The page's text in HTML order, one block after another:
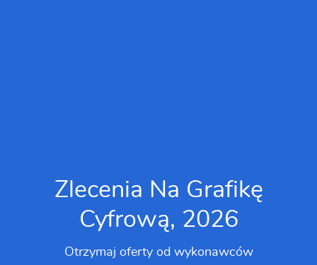
Zlecenia Na Grafikę
Cyfrową, 2026
Otrzymaj oferty od wykonawców